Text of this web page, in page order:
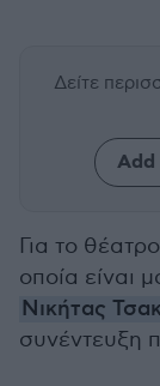
Δείτε
Add
Για το
οποία είναι
Νικήτας
συνέντευξη